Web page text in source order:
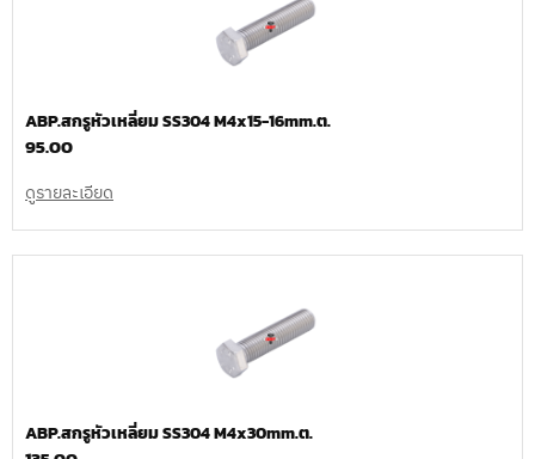
ABP.สกรูหัวเหลี่ยม SS304 M4x15-16mm.ต.
95.00
ดูรายละเอียด
ABP.สกรูหัวเหลี่ยม SS304 M4x30mm.ต.